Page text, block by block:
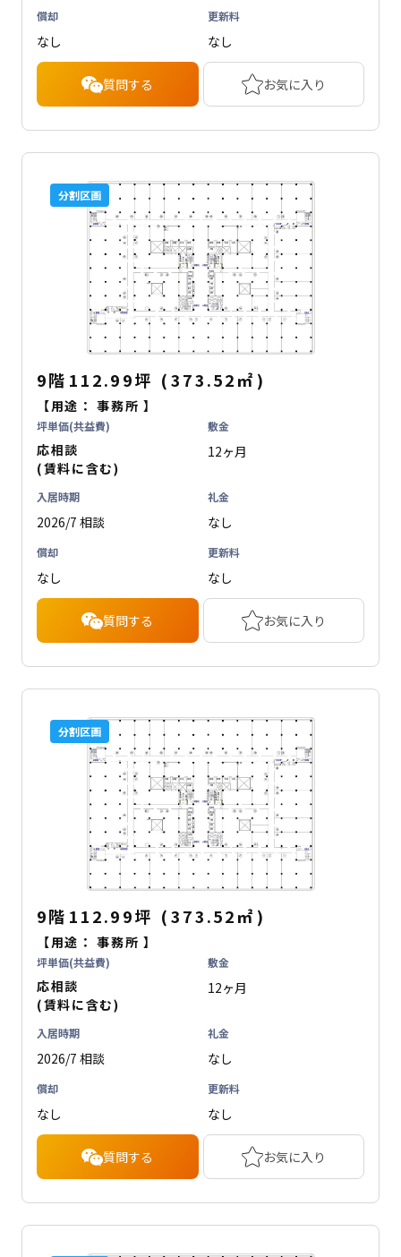
償却
なし
更新料
なし
質問する お気に入り
分割区画
9階 112.99坪 ( 373.52㎡ )
【用途：事務所 】
坪単価(共益費)
応相談
(賃料に含む)
敷金
12ヶ月
入居時期
2026/7 相談
礼金
なし
償却
なし
更新料
なし
質問する お気に入り
分割区画
9階 112.99坪 ( 373.52㎡ )
【用途：事務所 】
坪単価(共益費)
応相談
(賃料に含む)
敷金
12ヶ月
入居時期
2026/7 相談
礼金
なし
償却
なし
更新料
なし
質問する お気に入り